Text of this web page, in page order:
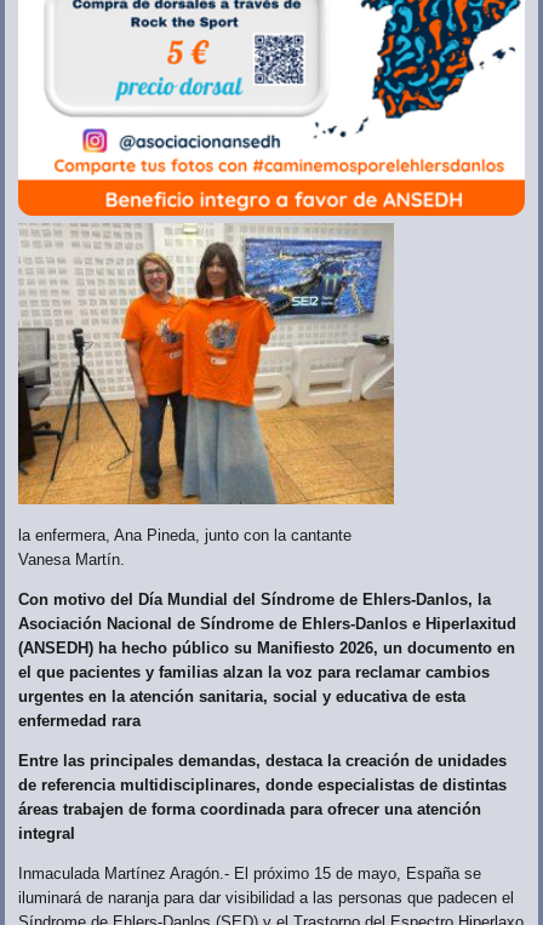
la enfermera, Ana Pineda, junto con la cantante
Vanesa Martín.
Con motivo del Día Mundial del Síndrome de Ehlers-Danlos, la
Asociación Nacional de Síndrome de Ehlers-Danlos e Hiperlaxitud
(ANSEDH) ha hecho público su Manifiesto 2026, un documento en
el que pacientes y familias alzan la voz para reclamar cambios
urgentes en la atención sanitaria, social y educativa de esta
enfermedad rara
Entre las principales demandas, destaca la creación de unidades
de referencia multidisciplinares, donde especialistas de distintas
áreas trabajen de forma coordinada para ofrecer una atención
integral
Inmaculada Martínez Aragón.- El próximo 15 de mayo, España se
iluminará de naranja para dar visibilidad a las personas que padecen el